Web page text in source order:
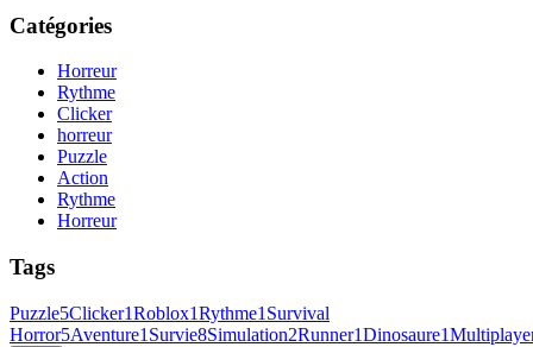
Catégories
Horreur
Rythme
Clicker
horreur
Puzzle
Action
Rythme
Horreur
Tags
Puzzle5Clicker1Roblox1Rythme1 Survival
Horror5Aventure1 Survie8Simulation2Runner1Dinosaure1